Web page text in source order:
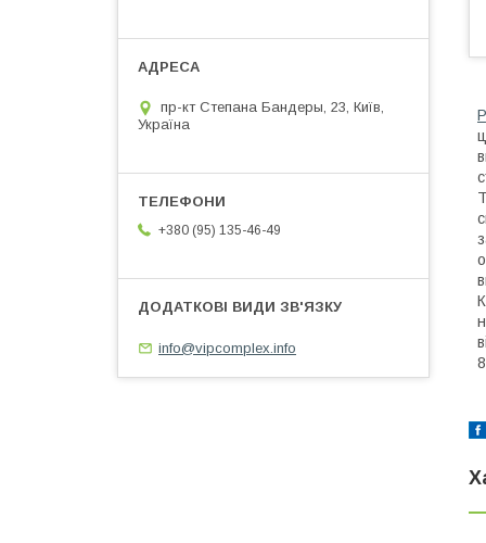
пр-кт Степана Бандеры, 23, Київ,
Україна
+380 (95) 135-46-49
info@vipcomplex.info